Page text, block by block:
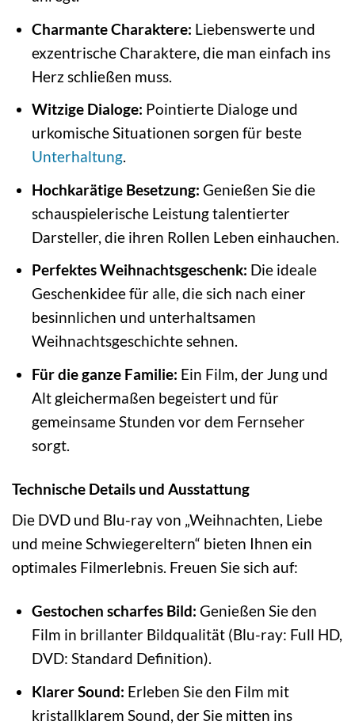
Charmante Charaktere: Liebenswerte und
exzentrische Charaktere, die man einfach ins
Herz schließen muss.
Witzige Dialoge: Pointierte Dialoge und
urkomische Situationen sorgen für beste
Unterhaltung.
Hochkarätige Besetzung: Genießen Sie die
schauspielerische Leistung talentierter
Darsteller, die ihren Rollen Leben einhauchen.
Perfektes Weihnachtsgeschenk: Die ideale
Geschenkidee für alle, die sich nach einer
besinnlichen und unterhaltsamen
Weihnachtsgeschichte sehnen.
Für die ganze Familie: Ein Film, der Jung und
Alt gleichermaßen begeistert und für
gemeinsame Stunden vor dem Fernseher
sorgt.
Technische Details und Ausstattung
Die DVD und Blu-ray von „Weihnachten, Liebe
und meine Schwiegereltern“ bieten Ihnen ein
optimales Filmerlebnis. Freuen Sie sich auf:
Gestochen scharfes Bild: Genießen Sie den
Film in brillanter Bildqualität (Blu-ray: Full HD,
DVD: Standard Definition).
Klarer Sound: Erleben Sie den Film mit
kristallklarem Sound, der Sie mitten ins